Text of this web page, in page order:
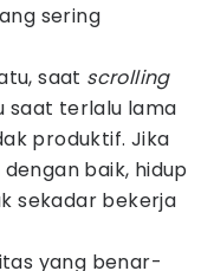
sering
saat scrolling
saat terlalu lama
produktif. Jika
baik, hidup
sekadar bekerja
yang benar-